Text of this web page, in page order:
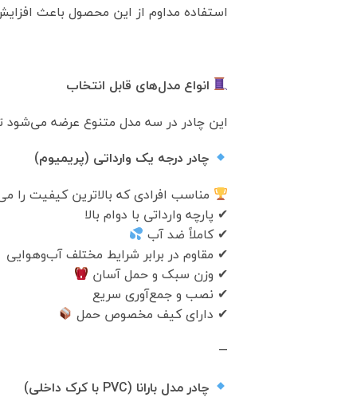
استفاده مداوم از این محصول باعث
انواع مدل‌های قابل انتخاب
این چادر در سه مدل متنوع عرضه می‌شود
چادر درجه یک وارداتی (پریمیوم)
مناسب افرادی که بالاترین کیفیت را
✔ پارچه وارداتی با دوام بالا
✔ کاملاً ضد آب
✔ مقاوم در برابر شرایط مختلف آب‌وهوایی
✔ وزن سبک و حمل آسان
✔ نصب و جمع‌آوری سریع
✔ دارای کیف مخصوص حمل
—
چادر مدل بارانا (PVC با کرک داخلی)